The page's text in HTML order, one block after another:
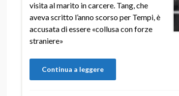
visita al marito in carcere. Tang, che
aveva scritto l’anno scorso per Tempi, è
accusata di essere «collusa con forze
straniere»
Continua a leggere